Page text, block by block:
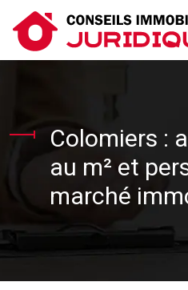
Colomiers :
au m² et
marché